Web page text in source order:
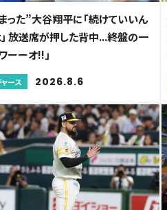
った”大谷翔平に「続けていいん
放送席が押した背中...終盤の一
ーーオ!!」
ャース 2026.8.6